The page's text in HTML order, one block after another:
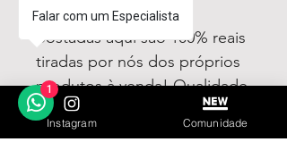
Todas fotos e vídeos
postadas aqui são 100% reais
tiradas por nós dos próprios
produtos à venda! Qualidade
garantida ou devolução por
nossa conta!
Instagram Comunidade
Falar com um Especialista
1